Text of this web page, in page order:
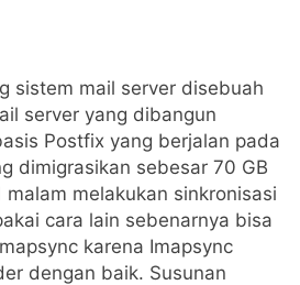
sistem mail server disebuah
server yang dibangun
Postfix yang berjalan pada
dimigrasikan sebesar 70 GB
melakukan sinkronisasi
cara lain sebenarnya bisa
karena Imapsync
dengan baik. Susunan